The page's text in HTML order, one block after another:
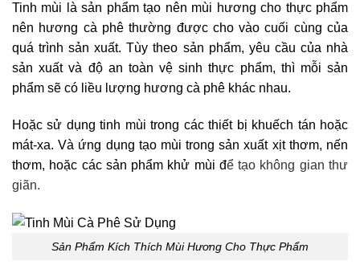
Tinh mùi là sản phẩm tạo nên mùi hương cho thực phẩm
nên hương cà phê thường được cho vào cuối cùng của
quá trình sản xuất. Tùy theo sản phẩm, yêu cầu của nhà
sản xuất và độ an toàn vệ sinh thực phẩm, thì mỗi sản
phẩm sẽ có liều lượng hương cà phê khác nhau.
Hoặc sử dụng tinh mùi trong các thiết bị khuếch tán hoặc
mát-xa. Và ứng dụng tạo mùi trong sản xuất xịt thơm, nến
thơm, hoặc các sản phẩm khử mùi để tạo không gian thư
giãn.
Sản Phẩm Kích Thích Mùi Hương Cho Thực Phẩm